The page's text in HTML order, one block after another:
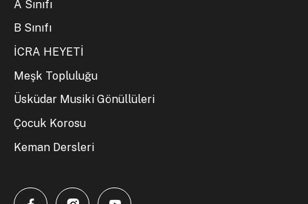
A Sınıfı
B Sınıfı
İCRA HEYETİ
Meşk Topluluğu
Üsküdar Musiki Gönüllüleri
Çocuk Korosu
Keman Dersleri